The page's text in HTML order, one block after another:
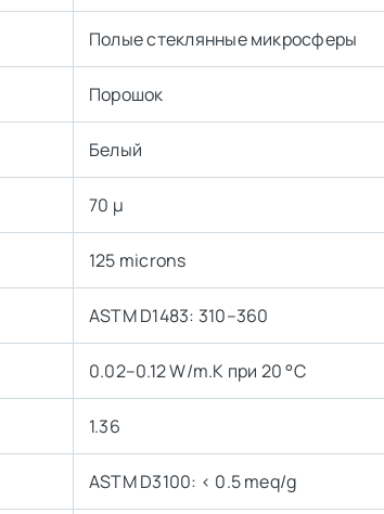
Полые стеклянные микросферы
Порошок
Белый
70 µ
125 microns
ASTM D1483: 310–360
0.02–0.12 W/m.K при 20 °C
1.36
ASTM D3100: < 0.5 meq/g